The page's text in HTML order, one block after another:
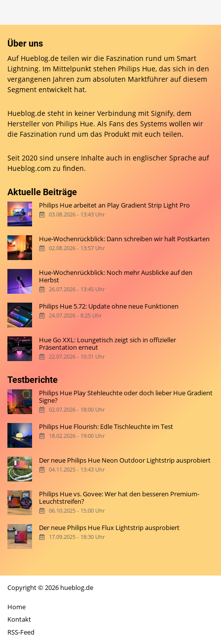
Über uns
Auf Hueblog.de teilen wir die Faszination rund um Smart
Lightning. Im Mittelpunkt stehen Philips Hue, das sich in den
vergangenen Jahren zum absoluten Marktführer auf diesem
Segment entwickelt hat.
Hueblog.de steht in keiner Verbindung mit Signify, dem
Hersteller von Philips Hue. Als Fans des Systems wollen wir
die Faszination rund um das Produkt mit euch teilen.
Seit 2020 sind unsere Inhalte auch in englischer Sprache auf
Hueblog.com zu finden.
Aktuelle Beiträge
Philips Hue arbeitet an Play Gradient Strip Light Pro
03.08.2026 - 13:43 Uhr
Hue-Wochenrückblick: Dann schreiben wir halt Postkarten
02.08.2026 - 13:57 Uhr
Hue-Wochenrückblick: Noch mehr Ausblicke auf den
Herbst
26.07.2026 - 13:45 Uhr
Philips Hue 5.72: Update ohne neue Funktionen
24.07.2026 - 8:25 Uhr
Hue Go XXL: Loungetisch zeigt sich in offizieller
Präsentation erneut
22.07.2026 - 10:31 Uhr
Testberichte
Philips Hue Play Stehleuchte oder doch lieber Hue Gradient
Signe?
02.07.2026 - 18:00 Uhr
Philips Hue Flourish: Edle Tischleuchte im Test
18.02.2026 - 19:00 Uhr
Der neue Philips Hue Neon Outdoor Lightstrip ausprobiert
04.11.2025 - 13:43 Uhr
Philips Hue vs. Govee: Wer hat den besseren Premium-
Leuchtstreifen?
06.10.2025 - 15:00 Uhr
Der neue Philips Hue Flux Lightstrip ausprobiert
17.09.2025 - 18:30 Uhr
Copyright © 2026 hueblog.de
Home
Kontakt
RSS-Feed